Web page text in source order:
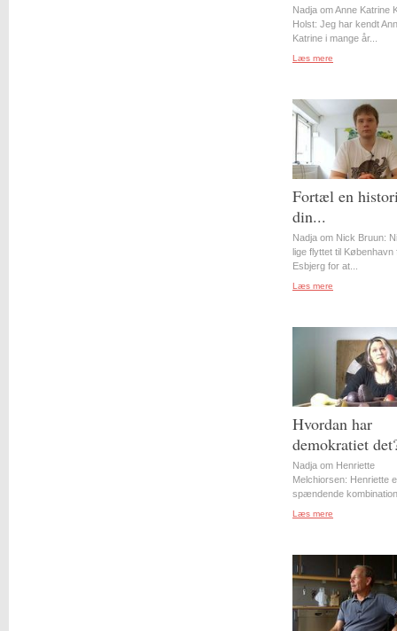
Nadja om Anne Katrine
Holst: Jeg har kendt
Katrine i mange år...
Læs mere
Fortæl en
din...
Nadja om Nick Bruun:
lige flyttet til København
Esbjerg for at...
Læs mere
Hvordan har
demokratiet
Nadja om Henriette
Melchiorsen: Henriette
spændende
Læs mere